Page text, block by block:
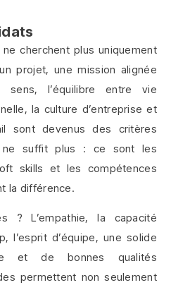
ne cherchent plus uniquement
projet, une mission alignée
l’équilibre entre vie
la culture d’entreprise et
sont devenus des critères
ne suffit plus : ce sont les
skills et les compétences
la différence.
? L’empathie, la capacité
l’esprit d’équipe, une solide
et de bonnes qualités
permettent non seulement